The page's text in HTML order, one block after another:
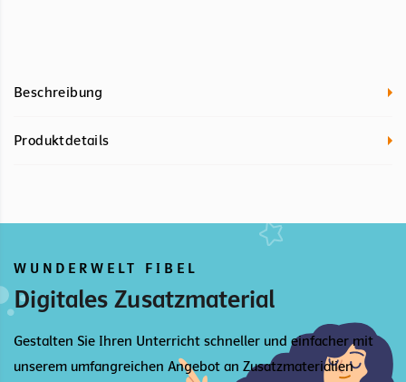
Beschreibung
Produktdetails
WUNDERWELT FIBEL
Digitales Zusatzmaterial
Gestalten Sie Ihren Unterricht schneller und einfacher mit
unserem umfangreichen Angebot an Zusatzmaterialien